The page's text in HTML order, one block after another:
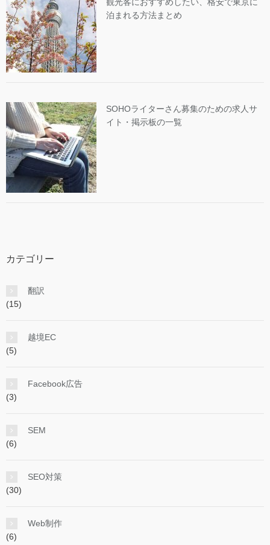
泊まれる方法まとめ
SOHOライターさん募集のための求人サ
イト・掲示板の一覧
カテゴリー
翻訳
(15)
越境EC
(5)
Facebook広告
(3)
SEM
(6)
SEO対策
(30)
Web制作
(6)